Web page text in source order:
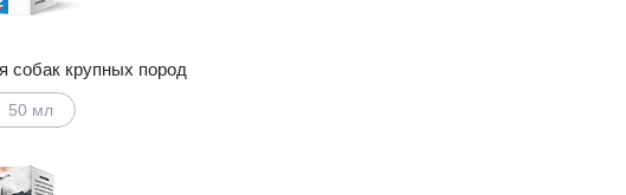
собак крупных пород
50 мл